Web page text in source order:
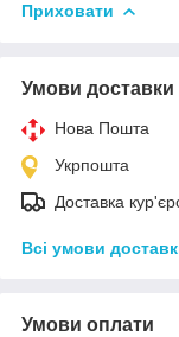
Приховати
Умови доставки
Нова Пошта
Укрпошта
Доставка
Всі умови
Умови оплати